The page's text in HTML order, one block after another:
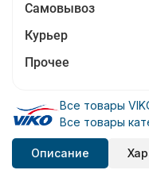
Самовывоз
Курьер
Прочее
Все товары
Все товары
Описание